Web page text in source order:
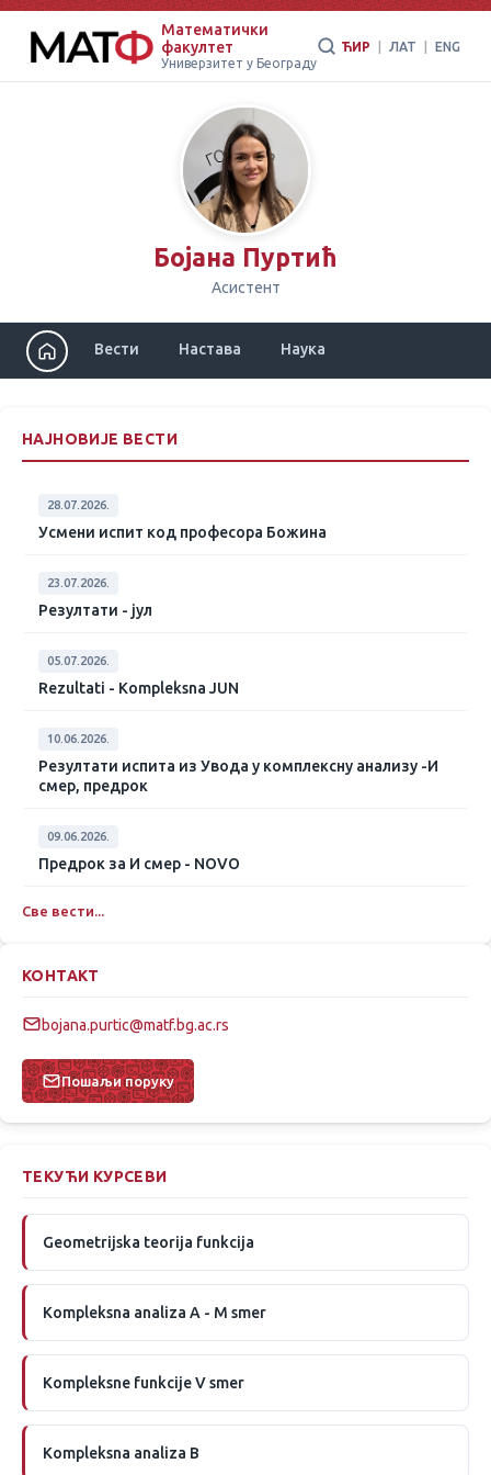
Математички
факултет
Универзитет у Београду
ЋИР ЛАТ ENG
Бојана Пуртић
Асистент
Вести Настава Наука
НАЈНОВИЈЕ ВЕСТИ
28.07.2026.
Усмени испит код професора Божина
23.07.2026.
Резултати - јул
05.07.2026.
Rezultati - Kompleksna JUN
10.06.2026.
Резултати испита из Увода у комплексну анализу -И
смер, предрок
09.06.2026.
Предрок за И смер - NOVO
Све вести...
КОНТАКТ
bojana.purtic@matf.bg.ac.rs
Пошаљи поруку
ТЕКУЋИ КУРСЕВИ
Geometrijska teorija funkcija
Kompleksna analiza A - M smer
Kompleksne funkcije V smer
Kompleksna analiza B